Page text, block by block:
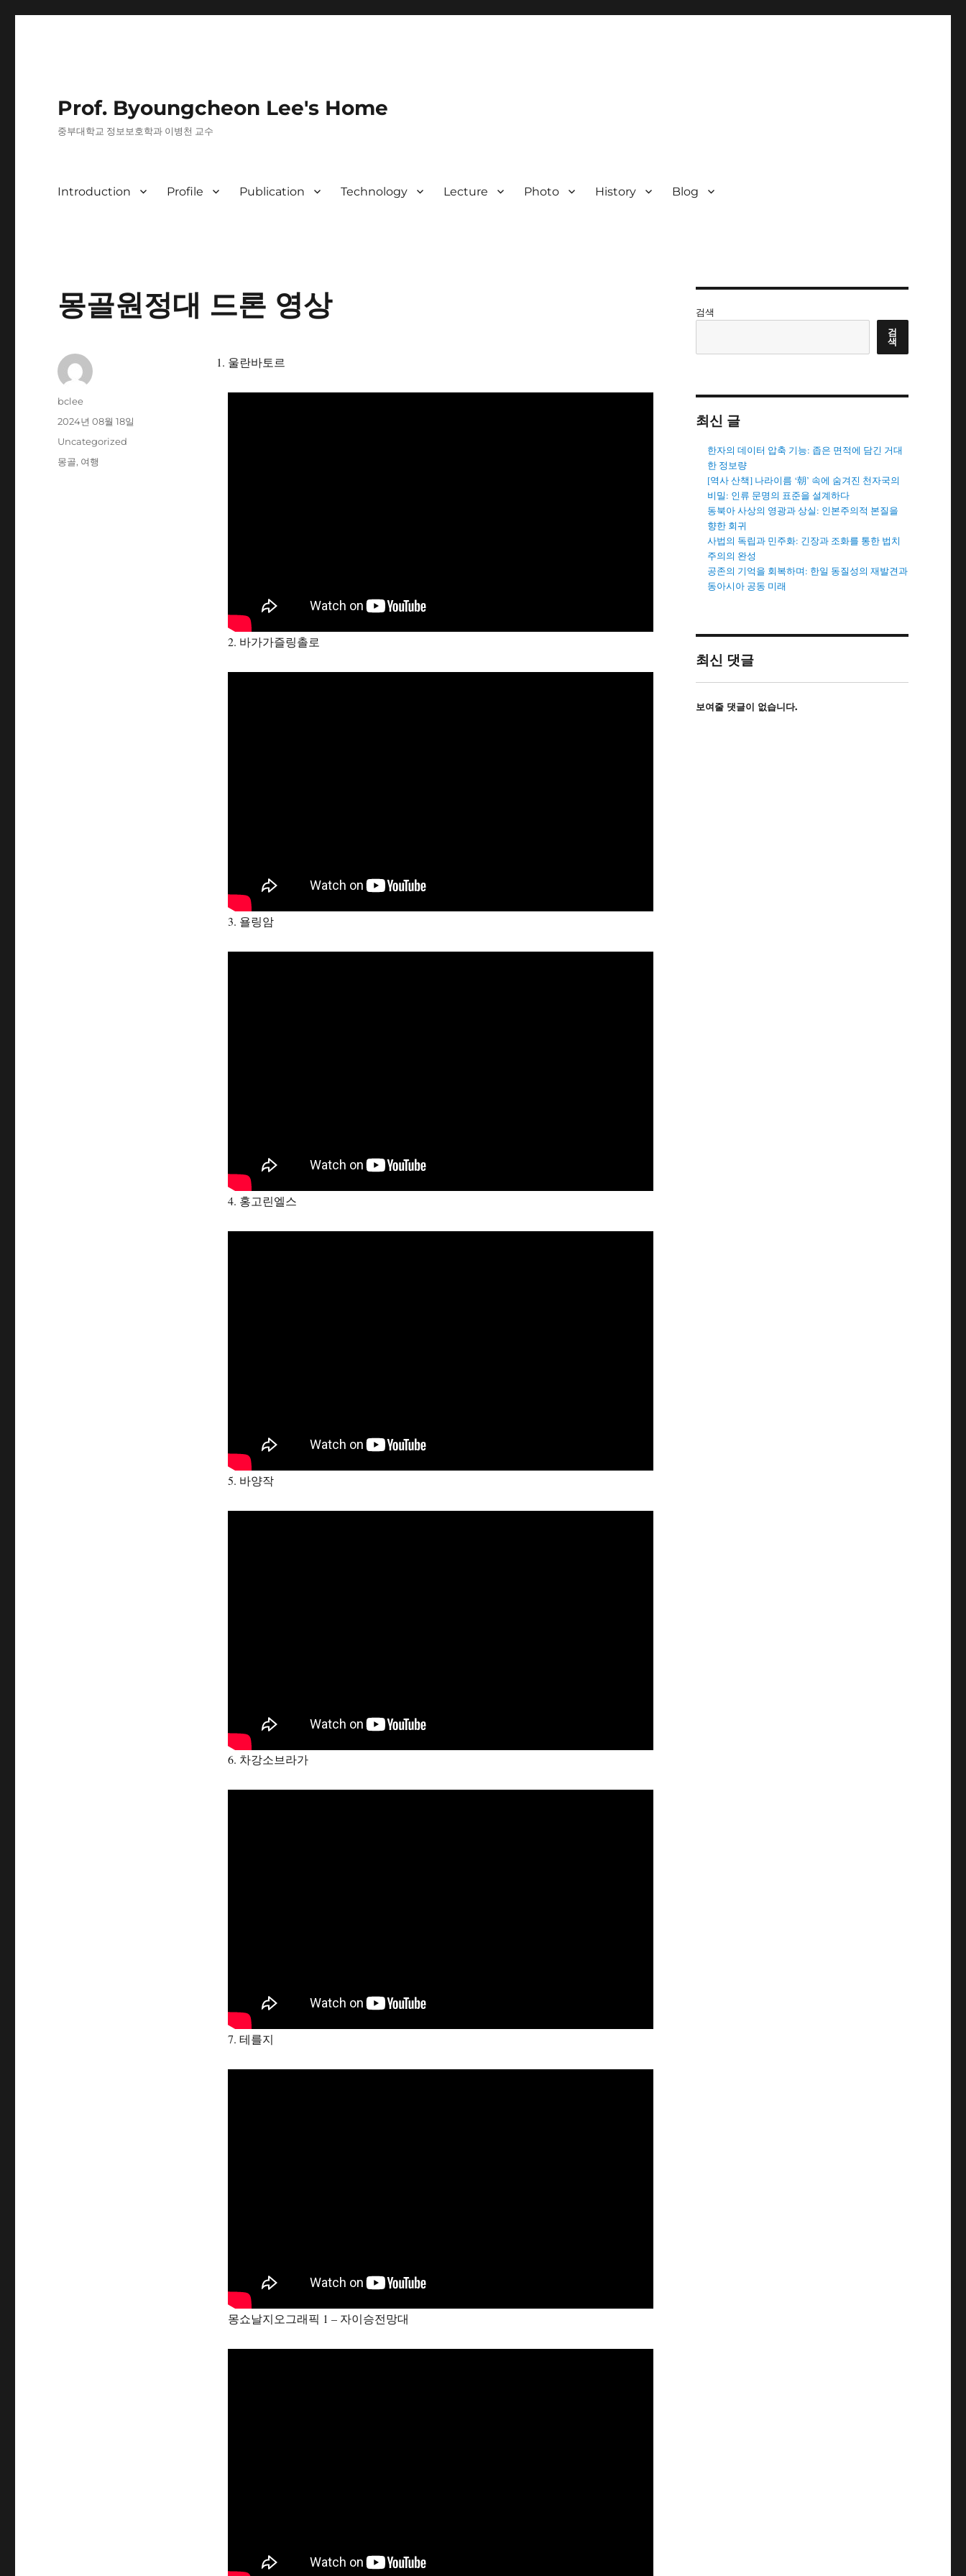
Prof. Byoungcheon Lee's Home
중부대학교 정보보호학과 이병천 교수
Introduction Profile Publication Technology Lecture Photo History Blog
몽골원정대 드론 영상
울란바토르
2. 바가가즐링촐로
3. 욜링암
4. 홍고린엘스
5. 바양작
6. 차강소브라가
7. 테를지
몽쇼날지오그래픽 1 – 자이승전망대
글
bclee
작
자
2024년 08월 18일
카
테
Uncategorized
태
몽골, 여행
검색
검
색
최신 글
한자의 데이터 압축 기능: 좁은 면적에 담긴 거대
한 정보량
[역사 산책] 나라이름 ‘朝’ 속에 숨겨진 천자국의
비밀: 인류 문명의 표준을 설계하다
동북아 사상의 영광과 상실: 인본주의적 본질을
향한 회귀
사법의 독립과 민주화: 긴장과 조화를 통한 법치
주의의 완성
공존의 기억을 회복하며: 한일 동질성의 재발견과
동아시아 공동 미래
최신 댓글
보여줄 댓글이 없습니다.